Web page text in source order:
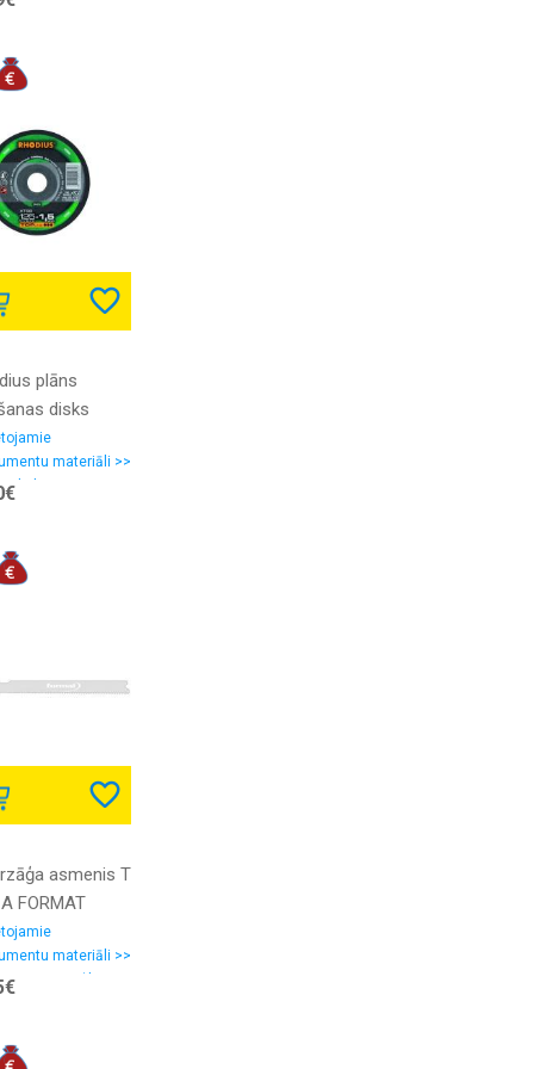
plāns
disks
125x1.5x22.23
materiāli >>
asmenis T
FORMAT
materiāli >>
asmeņi, zāģlentas